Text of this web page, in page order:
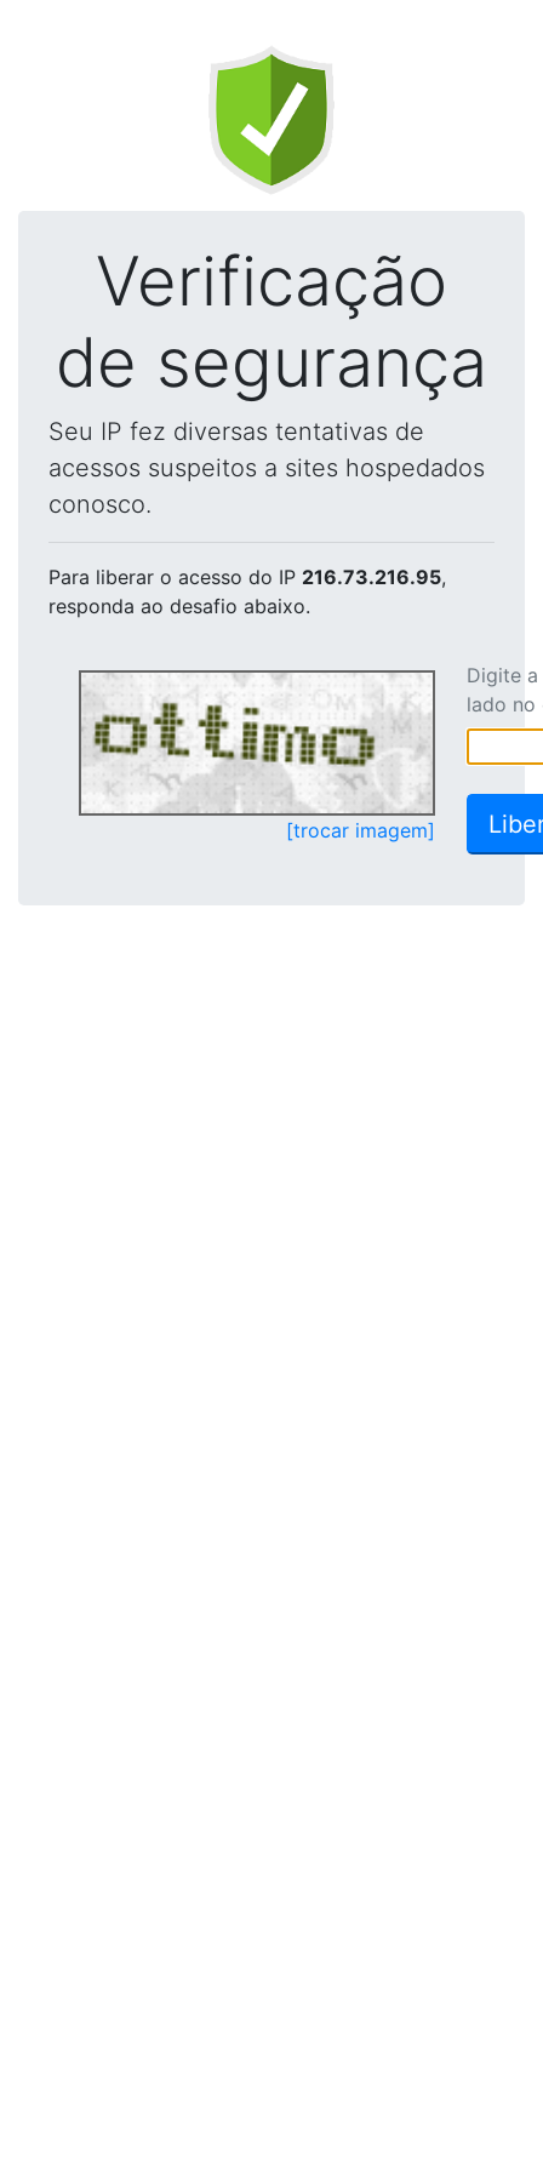
Verificação
de segurança
Seu IP fez diversas tentativas de
acessos suspeitos a sites hospedados
conosco.
Para liberar o acesso do IP 216.73.216.95,
responda ao desafio abaixo.
[trocar imagem]
Digite
lado no